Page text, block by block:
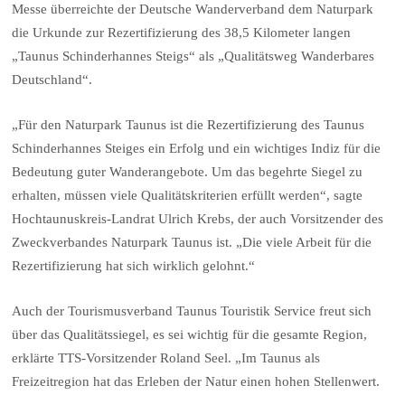
Messe überreichte der Deutsche Wanderverband dem Naturpark
die Urkunde zur Rezertifizierung des 38,5 Kilometer langen
„Taunus Schinderhannes Steigs“ als „Qualitätsweg Wanderbares
Deutschland“.
„Für den Naturpark Taunus ist die Rezertifizierung des Taunus
Schinderhannes Steiges ein Erfolg und ein wichtiges Indiz für die
Bedeutung guter Wanderangebote. Um das begehrte Siegel zu
erhalten, müssen viele Qualitätskriterien erfüllt werden“, sagte
Hochtaunuskreis-Landrat Ulrich Krebs, der auch Vorsitzender des
Zweckverbandes Naturpark Taunus ist. „Die viele Arbeit für die
Rezertifizierung hat sich wirklich gelohnt.“
Auch der Tourismusverband Taunus Touristik Service freut sich
über das Qualitätssiegel, es sei wichtig für die gesamte Region,
erklärte TTS-Vorsitzender Roland Seel. „Im Taunus als
Freizeitregion hat das Erleben der Natur einen hohen Stellenwert.